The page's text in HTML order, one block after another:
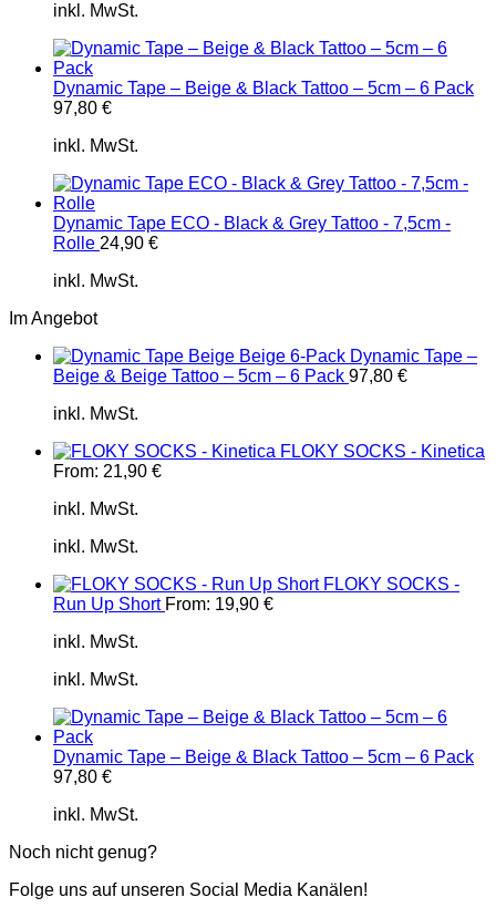
inkl. MwSt.
Dynamic Tape – Beige & Black Tattoo – 5cm – 6 Pack
97,80 €
inkl. MwSt.
Dynamic Tape ECO - Black & Grey Tattoo - 7,5cm -
Rolle 24,90 €
inkl. MwSt.
Im Angebot
Dynamic Tape –
Beige & Beige Tattoo – 5cm – 6 Pack 97,80 €
inkl. MwSt.
FLOKY SOCKS - Kinetica
From: 21,90 €
inkl. MwSt.
inkl. MwSt.
FLOKY SOCKS -
Run Up Short From: 19,90 €
inkl. MwSt.
inkl. MwSt.
Dynamic Tape – Beige & Black Tattoo – 5cm – 6 Pack
97,80 €
inkl. MwSt.
Noch nicht genug?
Folge uns auf unseren Social Media Kanälen!